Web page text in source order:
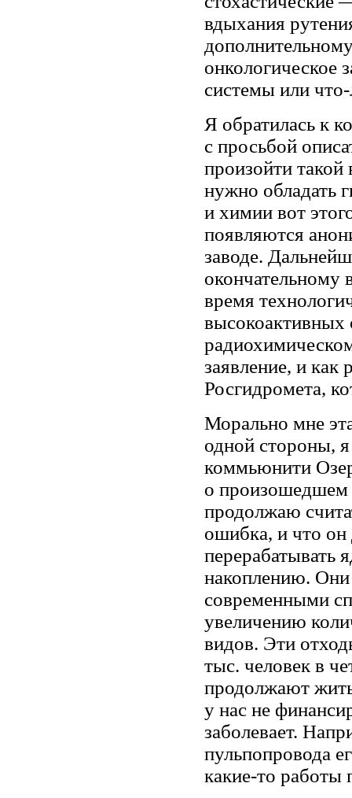
вдыхания
онкологическое
системы или
Я обратилась к
с просьбой
произойти
нужно обладать
и химии вот
появляются
заводе.
окончательному
время
высокоактивных
заявление, и как
Росгидромета,
Морально мне
одной стороны,
коммьюнити
о произошедшем
продолжаю
ошибка, и что
перерабатывать
накоплению. Они
современными
увеличению
видов. Эти
тыс. человек в
продолжают жить
у нас не
заболевает.
пульпопровода
какие-то работы